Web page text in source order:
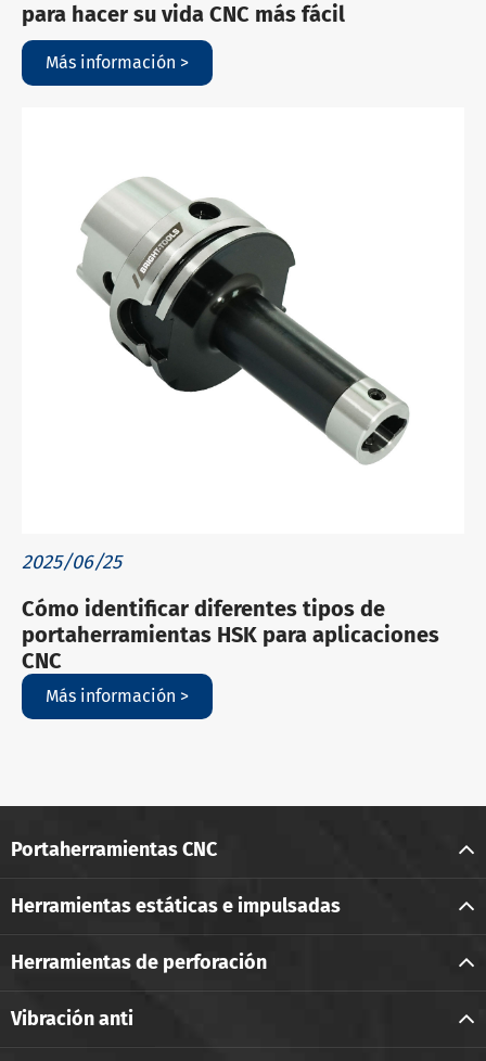
para hacer su vida CNC más fácil
Más información >
2025/06/25
Cómo identificar diferentes tipos de
portaherramientas HSK para aplicaciones
CNC
Más información >
Portaherramientas CNC
Herramientas estáticas e impulsadas
Herramientas de perforación
Vibración anti